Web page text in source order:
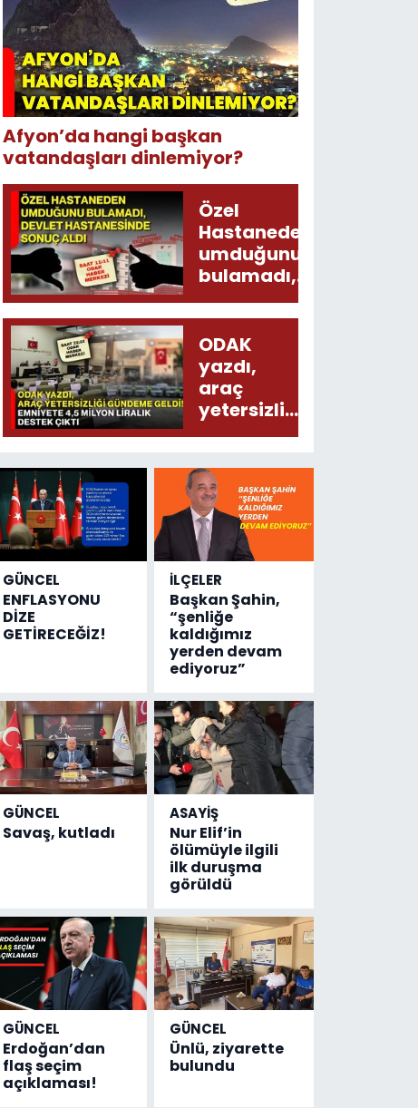
Afyon’da hangi başkan
vatandaşları dinlemiyor?
Özel
Hastaneden
umduğunu
bulamadı,
Devlet
Hastanesinde
sonuç aldı
ODAK
yazdı,
araç
yetersizliği
gündeme
Emniyete
4,5 milyon
liralık
destek
çıktı
GÜNCEL
ENFLASYONU
DİZE
GETİRECEĞİZ!
İLÇELER
Başkan Şahin,
“şenliğe
kaldığımız
yerden devam
ediyoruz”
GÜNCEL
Savaş, kutladı
ASAYİŞ
Nur Elif’in
ölümüyle ilgili
ilk duruşma
görüldü
GÜNCEL
Erdoğan’dan
flaş seçim
açıklaması!
GÜNCEL
Ünlü, ziyarette
bulundu